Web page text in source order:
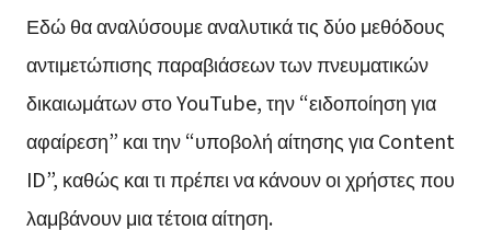
Εδώ θα αναλύσουμε αναλυτικά τις δύο μεθόδους
αντιμετώπισης παραβιάσεων των πνευματικών
δικαιωμάτων στο YouTube, την “ειδοποίηση για
αφαίρεση” και την “υποβολή αίτησης για Content
ID”, καθώς και τι πρέπει να κάνουν οι χρήστες που
λαμβάνουν μια τέτοια αίτηση.